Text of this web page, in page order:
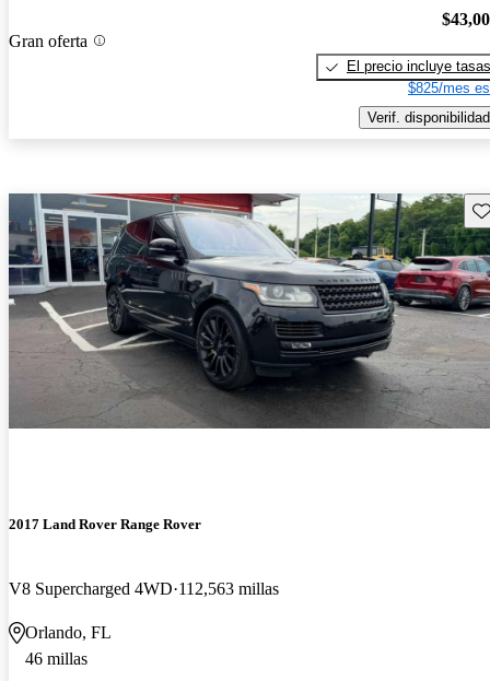
Gran oferta
El precio incluye tasas
$825/mes
Verif. disponibilidad
2017 Land Rover Range Rover
V8 Supercharged 4WD 112,563 millas
Orlando, FL
46 millas